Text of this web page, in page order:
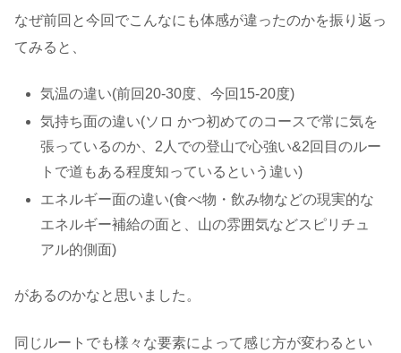
なぜ前回と今回でこんなにも体感が違ったのかを振り返っ
てみると、
気温の違い(前回20-30度、今回15-20度)
気持ち面の違い(ソロ かつ初めてのコースで常に気を
張っているのか、2人での登山で心強い&2回目のルー
トで道もある程度知っているという違い)
エネルギー面の違い(食べ物・飲み物などの現実的な
エネルギー補給の面と、山の雰囲気などスピリチュ
アル的側面)
があるのかなと思いました。
同じルートでも様々な要素によって感じ方が変わるとい